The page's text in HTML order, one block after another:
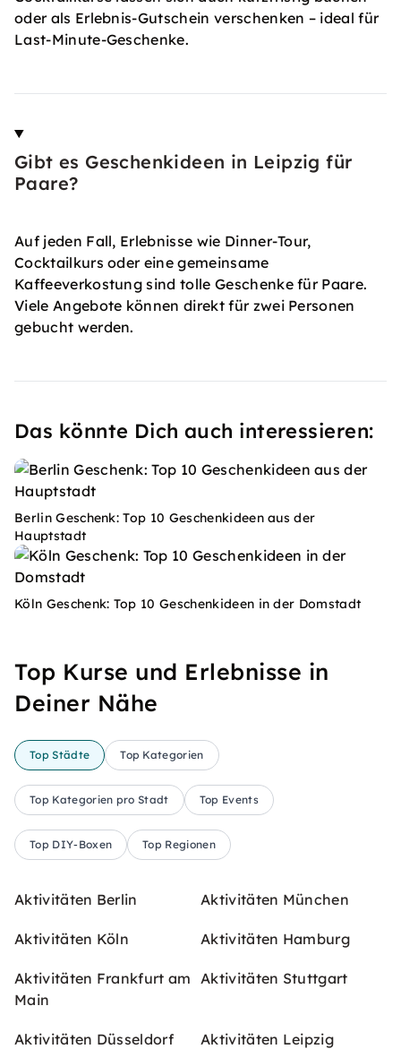
oder als Erlebnis-Gutschein verschenken – ideal für
Last-Minute-Geschenke.
Gibt es Geschenkideen in Leipzig für
Paare?
Auf jeden Fall, Erlebnisse wie Dinner-Tour,
Cocktailkurs oder eine gemeinsame
Kaffeeverkostung sind tolle Geschenke für Paare.
Viele Angebote können direkt für zwei Personen
gebucht werden.
Das könnte Dich auch interessieren:
Berlin Geschenk: Top 10 Geschenkideen aus der
Hauptstadt
Köln Geschenk: Top 10 Geschenkideen in der Domstadt
Top Kurse und Erlebnisse in
Deiner Nähe
Top Städte Top Kategorien
Top Kategorien pro Stadt Top Events
Top DIY-Boxen Top Regionen
Aktivitäten Berlin Aktivitäten München
Aktivitäten Köln Aktivitäten Hamburg
Aktivitäten Frankfurt am
Main
Aktivitäten Stuttgart
Aktivitäten Düsseldorf Aktivitäten Leipzig